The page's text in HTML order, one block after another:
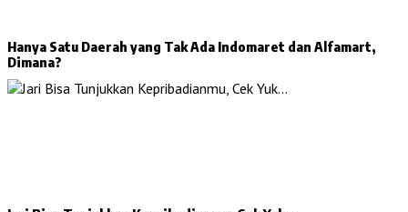
Hanya Satu Daerah yang Tak Ada Indomaret dan Alfamart,
Dimana?